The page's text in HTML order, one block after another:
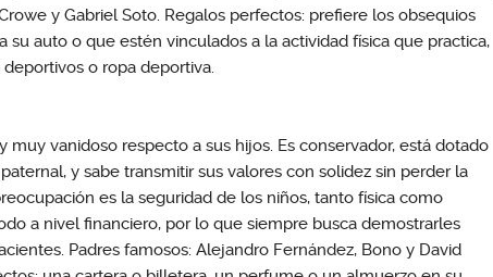
y Gabriel Soto. Regalos perfectos: prefiere los obsequios
su auto o que estén vinculados a la actividad física que practica,
o ropa deportiva.
muy vanidoso respecto a sus hijos. Es conservador, está dotado
y sabe transmitir sus valores con solidez sin perder la
es la seguridad de los niños, tanto física como
a nivel financiero, por lo que siempre busca demostrarles
Padres famosos: Alejandro Fernández, Bono y David